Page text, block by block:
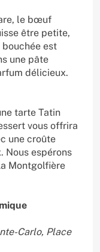
le bœuf
être petite,
bouchée est
une pâte
délicieux.
tarte Tatin
vous offrira
une croûte
espérons
Montgolfière
Carlo, Place